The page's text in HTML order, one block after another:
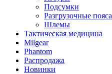
Подсумки
Разгрузочные пояса
Шлемы
Тактическая медицина
Milgear
Phantom
Распродажа
Новинки